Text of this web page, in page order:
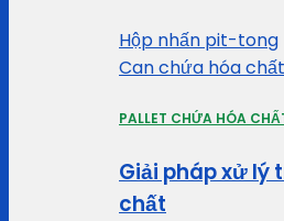
Hộp nhấn pit-tong
Can chứa hóa chất
PALLET CHỨA HÓA
Giải pháp xử lý
chất